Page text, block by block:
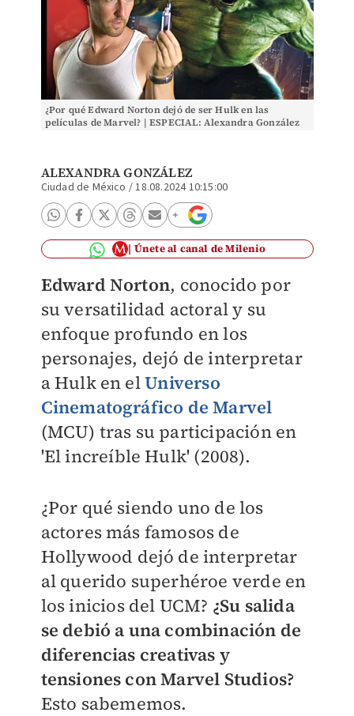
¿Por qué Edward Norton dejó de ser Hulk en las
películas de Marvel? | ESPECIAL: Alexandra González
ALEXANDRA GONZÁLEZ
Ciudad de México /18.08.2024 10:15:00
Únete al canal de Milenio
Edward Norton, conocido por
su versatilidad actoral y su
enfoque profundo en los
personajes, dejó de interpretar
a Hulk en elUniverso
Cinematográfico de Marvel
(MCU) tras su participación en
'El increíble Hulk' (2008).
¿Por qué siendo uno de los
actores más famosos de
Hollywood dejó de interpretar
al querido superhéroe verde en
los inicios del UCM? ¿Su salida
se debió a una combinación de
diferencias creativas y
tensiones con Marvel Studios?
Esto sabememos.